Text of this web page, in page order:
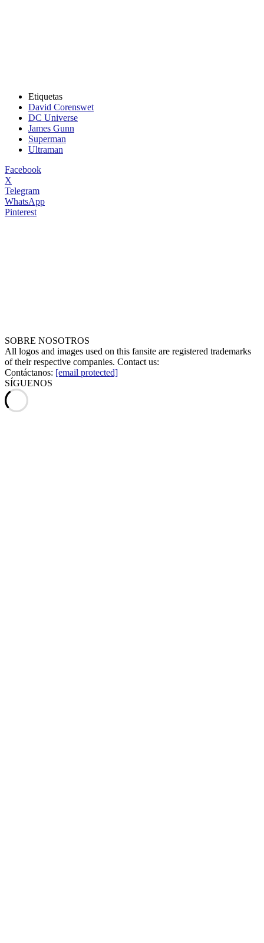
Etiquetas
David Corenswet
DC Universe
James Gunn
Superman
Ultraman
Facebook
X
Telegram
WhatsApp
Pinterest
SOBRE NOSOTROS
All logos and images used on this fansite are registered trademarks
of their respective companies. Contact us:
Contáctanos: [email protected]
SÍGUENOS